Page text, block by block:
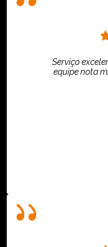
Serviço
equipe nota